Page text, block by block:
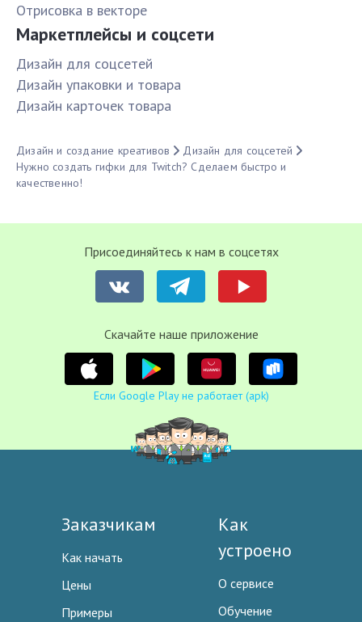
Отрисовка в векторе
Маркетплейсы и соцсети
Дизайн для соцсетей
Дизайн упаковки и товара
Дизайн карточек товара
Дизайн и создание креативов
Дизайн для соцсетей
Нужно создать гифки для Twitch? Сделаем быстро и
качественно!
Присоединяйтесь к нам в соцсетях
Cкачайте наше приложение
Если Google Play не работает (apk)
Заказчикам
Как начать
Цены
Примеры
Как
устроено
О сервисе
Обучение